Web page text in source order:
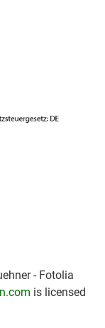
- Fotolia
is licensed